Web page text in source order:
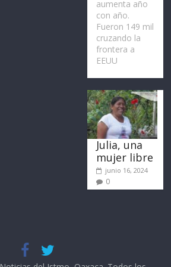
aumenta año
con año.
Fueron 149 mil
cruzando la
frontera a
EEUU
Julia, una
mujer libre
junio 16, 2024
0